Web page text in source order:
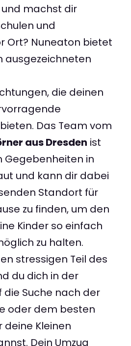
und machst dir
und
Ort? Nuneaton bietet
ausgezeichneten
die deinen
Das Team vom
aus Dresden ist
Gegebenheiten in
und kann dir dabei
Standort für
zu finden, um den
Kinder so einfach
zu halten.
stressigen Teil des
du dich in der
die Suche nach der
oder dem besten
deine Kleinen
Dein Umzug